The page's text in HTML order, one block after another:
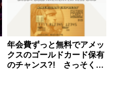
年会費ずっと無料でアメッ
クスのゴールドカード保有
のチャンス?! さっそく申